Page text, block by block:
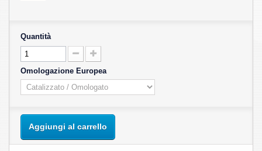
Quantità
Omologazione Europea
Aggiungi al carrello